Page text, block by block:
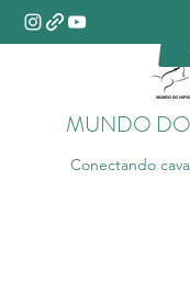
MUNDO
Conectando